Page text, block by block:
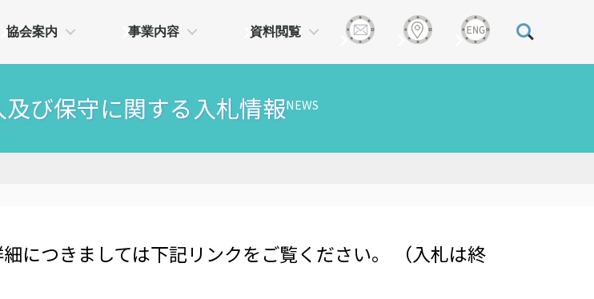
協会案内 事業内容 資料閲覧
び保守に関する入札情報NEWS
につきましては下記リンクをご覧ください。 （入札は終